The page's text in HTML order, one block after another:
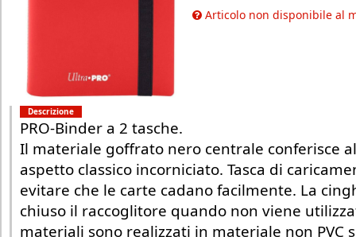
Articolo non disponibile al
Descrizione
PRO-Binder a 2 tasche.
Il materiale goffrato nero centrale conferisce
aspetto classico incorniciato. Tasca di
evitare che le carte cadano facilmente. La
chiuso il raccoglitore quando non viene
materiali sono realizzati in materiale non PVC